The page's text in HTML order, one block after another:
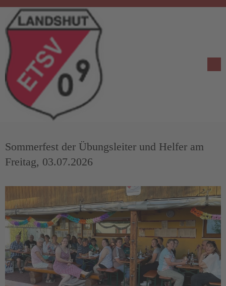
Sommerfest der Übungsleiter und Helfer am
Freitag, 03.07.2026